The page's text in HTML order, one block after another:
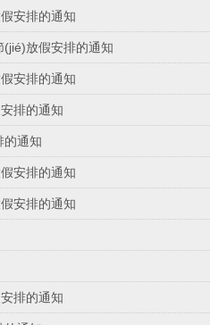
安排的通知
放假安排的通知
安排的通知
排的通知
的通知
安排的通知
安排的通知
排的通知